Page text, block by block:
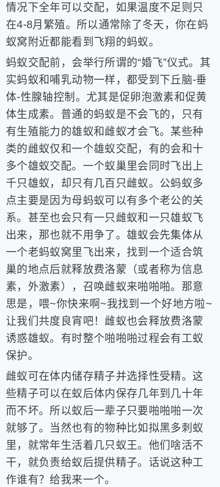
情况下全年可以交配，如果温度不足则只
在4-8月繁殖。所以通常除了冬天，你在蚂
蚁窝附近都能看到飞翔的蚂蚁。
蚂蚁交配前，会举行所谓的“婚飞”仪式。其
实蚂蚁和哺乳动物一样，都受到下丘脑-垂
体-性腺轴控制。尤其是促卵泡激素和促黄
体生成素。普通的蚂蚁是不会飞的，只有
有生殖能力的雄蚁和雌蚁才会飞。某些种
类的雌蚁仅和一个雄蚁交配，有的会和十
多个雄蚁交配。一个蚁巢里会同时飞出上
千只雄蚁，却只有几百只雌蚁。公蚂蚁多
点主要是因为母蚂蚁可以有多个老公的关
系。甚至也会只有一只雌蚁和一只雄蚁飞
出来，那也就不用争了。雄蚁会先集体从
一个老蚂蚁窝里飞出来，找到一个适合筑
巢的地点后就释放费洛蒙（或者称为信息
素，外激素），召唤雌蚁来啪啪啪。那意
思是，喂~你快来啊~我找到一个好地方啦~
让我们共度良宵吧！雌蚁也会释放费洛蒙
诱惑雄蚁。有时整个啪啪啪过程会有工蚁
保护。
雌蚁可在体内储存精子并选择性受精。这
些精子可以在蚁后体内保存几年到几十年
而不坏。所以蚁后一辈子只要啪啪啪一次
就够了。当然也有的物种比如拟黑多刺蚁
里，就常年生活着几只蚁王。他们啥活不
干，就负责给蚁后提供精子。话说这种工
作谁有？给我来一个。